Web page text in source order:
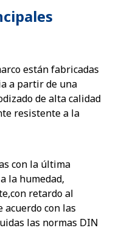
están fabricadas
a partir de una
de alta calidad
resistente a la
con la última
la humedad,
retardo al
acuerdo con las
las normas DIN